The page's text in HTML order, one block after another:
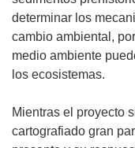
e
n
determinar los
cambio ambiental,
medio ambiente
los ecosistemas.
Mientras el proyecto
cartografiado gran